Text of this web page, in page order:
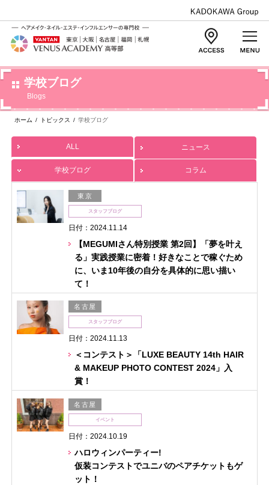
学校ブログ
Blogs
ホーム / トピックス / 学校ブログ
ALL ニュース
学校ブログ コラム
東京
スタッフブログ
日付：2024.11.14
【MEGUMIさん特別授業 第2回】「夢を叶え
る」実践授業に密着！好きなことで稼ぐため
に、いま10年後の自分を具体的に思い描い
て！
名古屋
スタッフブログ
日付：2024.11.13
＜コンテスト＞「LUXE BEAUTY 14th HAIR
& MAKEUP PHOTO CONTEST 2024」入
賞！
名古屋
イベント
日付：2024.10.19
ハロウィンパーティー!
仮装コンテストでユニバのペアチケットもゲ
ット！